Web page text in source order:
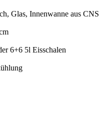
Glas, Innenwanne aus CNS
6+6 5l Eisschalen